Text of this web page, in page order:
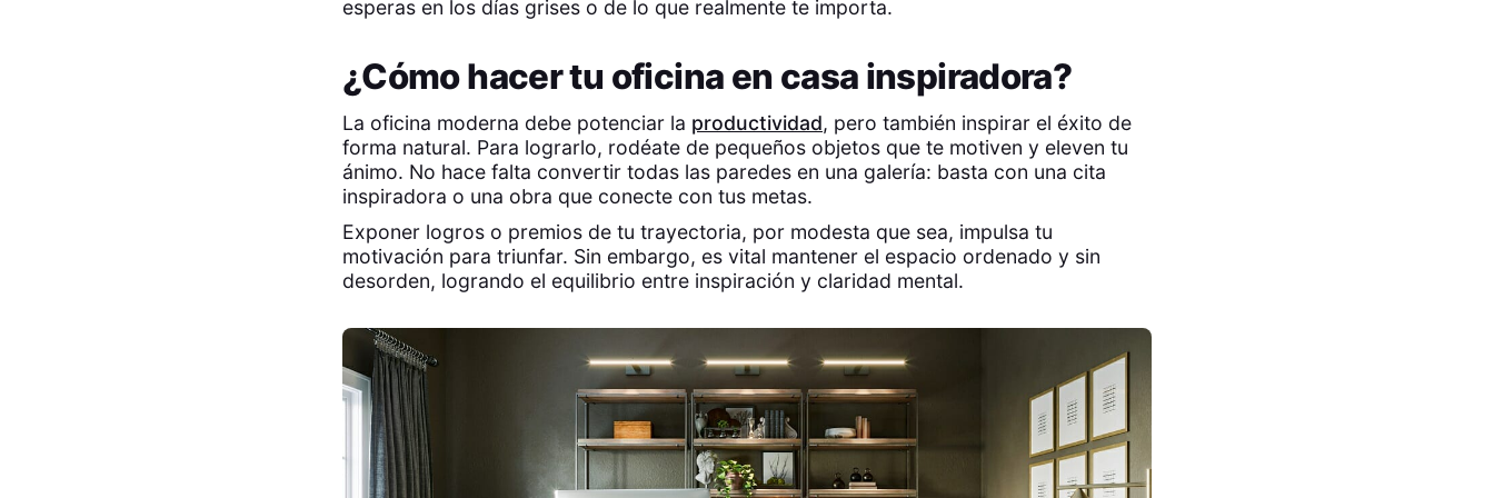
esperas en los días grises o de lo que realmente te importa.
¿Cómo hacer tu oficina en casa inspiradora?
La oficina moderna debe potenciar la productividad, pero también inspirar el éxito de
forma natural. Para lograrlo, rodéate de pequeños objetos que te motiven y eleven tu
ánimo. No hace falta convertir todas las paredes en una galería: basta con una cita
inspiradora o una obra que conecte con tus metas.
Exponer logros o premios de tu trayectoria, por modesta que sea, impulsa tu
motivación para triunfar. Sin embargo, es vital mantener el espacio ordenado y sin
desorden, logrando el equilibrio entre inspiración y claridad mental.